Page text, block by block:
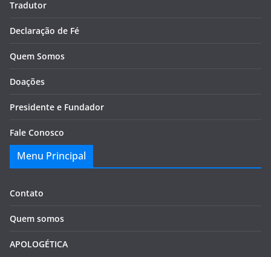
Tradutor
Declaração de Fé
Quem Somos
Doações
Presidente e Fundador
Fale Conosco
Menu Principal
Contato
Quem somos
APOLOGÉTICA